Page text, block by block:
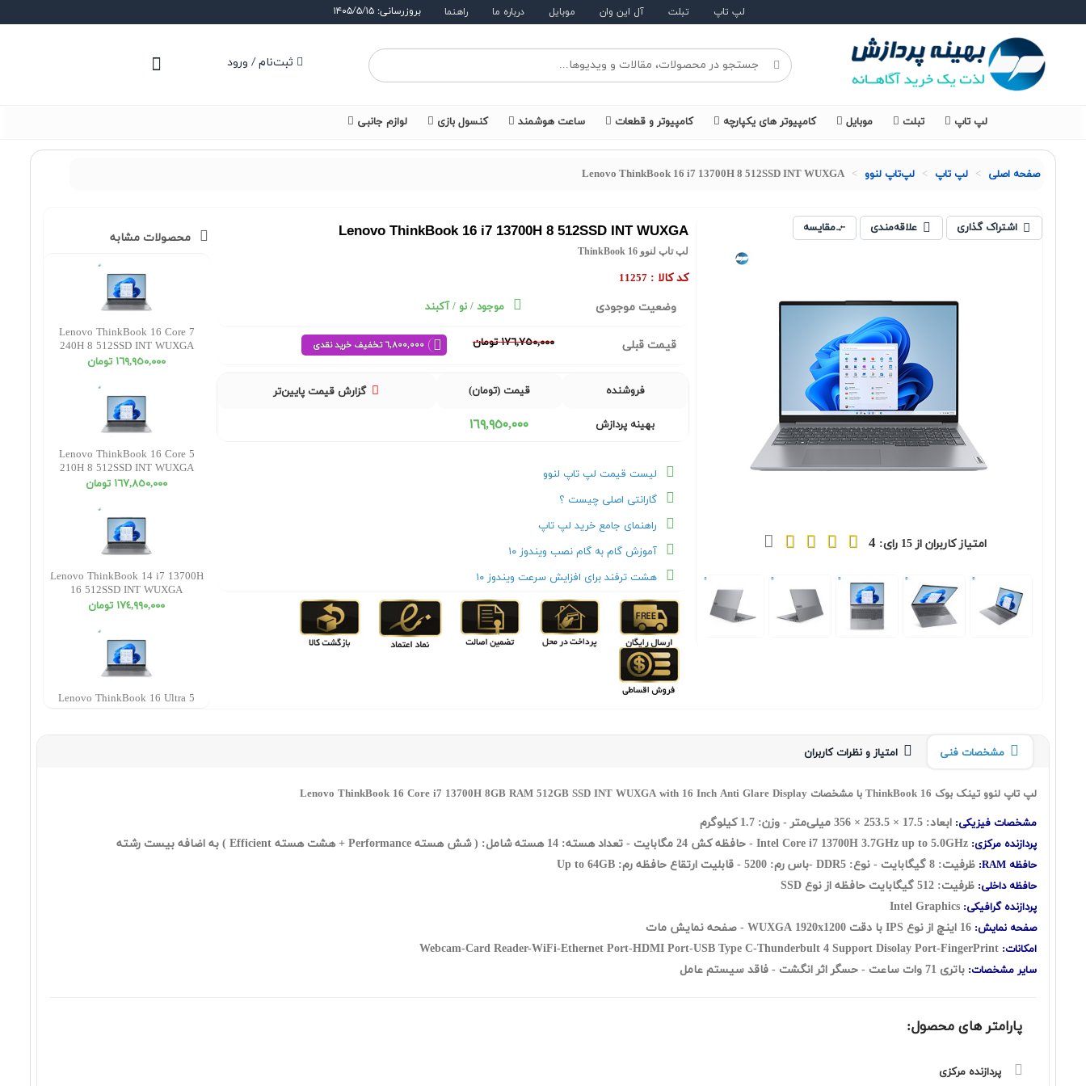
لپ تاپ تبلت آل این وان موبایل درباره ما راهنما بروزرسانی: ۱۴۰۵/۵/۱۵
ثبت‌نام / ورود
لپ تاپ تبلت موبایل کامپیوتر های یکپارچه کامپیوتر و قطعات ساعت هوشمند کنسول بازی لوازم جانبی
صفحه اصلی لپ تاپ لپ‌تاپ لنوو Lenovo ThinkBook 16 i7 13700H 8 512SSD INT WUXGA
اشتراک گذاری علاقه‌مندی مقایسه
امتیاز کاربران از15 رای: 4
Previous
Next
Lenovo ThinkBook 16 i7 13700H 8 512SSD INT WUXGA
لپ تاپ لنوو ThinkBook 16
کد کالا :11257
وضعیت موجودی موجود / نو / آکبند
قیمت قبلی ١٧٦,٧٥٠,٠٠٠ تومان ٦,٨٠٠,٠٠٠ تخفیف خرید نقدی
فروشنده قیمت (تومان) گزارش قیمت پایین‌تر
بهینه پردازش ١٦٩,٩٥٠,٠٠٠
لیست قیمت لپ تاپ لنوو
گارانتی اصلی چیست ؟
راهنمای جامع خرید لپ تاپ
آموزش گام به گام نصب ویندوز ۱۰
هشت ترفند برای افزایش سرعت ویندوز ۱۰
محصولات مشابه
Lenovo ThinkBook 16 Core 7
240H 8 512SSD INT WUXGA
١٦٩,٩٥٠,٠٠٠ تومان
Lenovo ThinkBook 16 Core 5
210H 8 512SSD INT WUXGA
١٦٧,٨٥٠,٠٠٠ تومان
Lenovo ThinkBook 14 i7 13700H
16 512SSD INT WUXGA
١٧٤,٩٩٠,٠٠٠ تومان
Lenovo ThinkBook 16 Ultra 5
125U 8 512SSD INT WUXGA
١٦٤,٩٠٠,٠٠٠ تومان
مشخصات فنی امتیاز و نظرات کاربران
لپ تاپ لنوو تینک بوک ThinkBook 16 با مشخصات Lenovo ThinkBook 16 Core i7 13700H 8GB RAM 512GB SSD INT WUXGA with 16 Inch Anti Glare Display
مشخصات فیزیکی: ابعاد: 17.5 × 253.5 × 356 میلی‌متر - وزن: 1.7 کیلوگرم
پردازنده مرکزی:
حافظه RAM: ظرفیت: 8 گيگابايت - نوع: DDR5 -باس رم: 5200 - قابلیت ارتقاع حافظه رم: Up to 64GB
حافظه داخلی: ظرفیت: 512 گیگابایت حافظه از نوع SSD
پردازنده گرافیکی:
صفحه نمایش:
امکانات:
سایر مشخصات: باتری 71 وات ساعت - حسگر اثر انگشت - فاقد سیستم عامل
پارامتر های محصول:
پردازنده مرکزی